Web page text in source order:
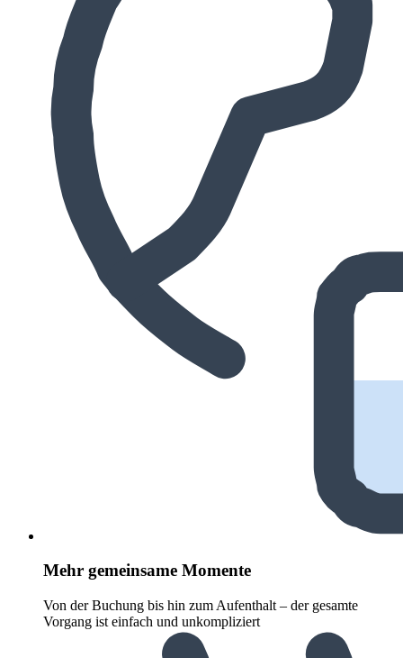
Mehr gemeinsame Momente
Von der Buchung bis hin zum Aufenthalt – der gesamte
Vorgang ist einfach und unkompliziert